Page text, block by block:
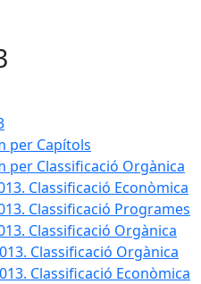
per Capítols
per Classificació Orgànica
Classificació Econòmica
Classificació Programes
Classificació Orgànica
Classificació Orgànica
Classificació Econòmica